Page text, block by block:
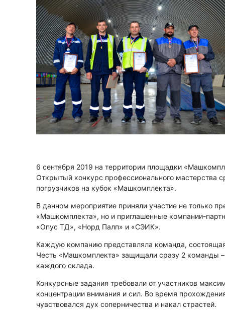
6 сентября 2019 на территории площадки
Открытый конкурс профессионального мастерства
погрузчиков на кубок «Машкомплекта».
В данном мероприятие приняли участие не только
«Машкомплекта», но и приглашенные компании-
«Опус ТД», «Норд Палп» и «СЭИК».
Каждую компанию представляла команда,
Честь «Машкомплекта» защищали сразу 2 команды
каждого склада.
Конкурсные задания требовали от участников
концентрации внимания и сил. Во время
чувствовался дух соперничества и накал страстей.